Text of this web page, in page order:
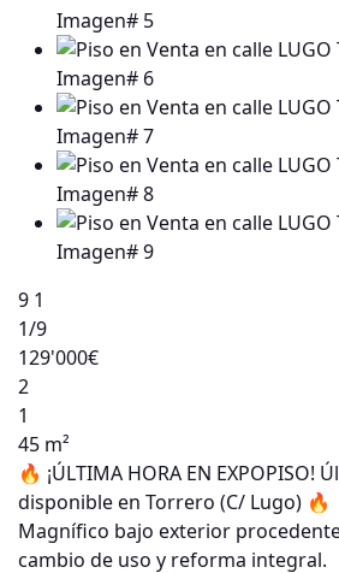
9 1
1/9
129'000€
2
1
45 m²
🔥 ¡ÚLTIMA HORA EN EXPOPISO!
disponible en Torrero (C/ Lugo) 🔥
Magnífico bajo exterior
cambio de uso y reforma integral.